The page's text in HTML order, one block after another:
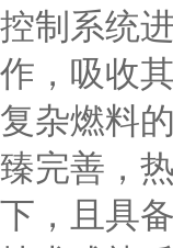
控制系统
作，吸收
复杂燃料
臻完善，
下，且具